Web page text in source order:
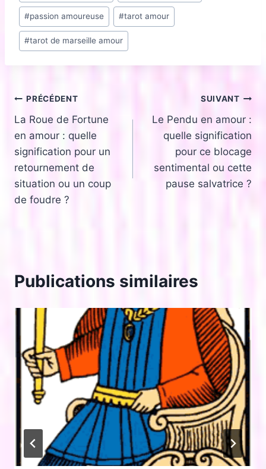
la
publication :
#passion amoureuse #tarot amour
#tarot de marseille amour
Navigation
de
l’article
PRÉCÉDENT
La Roue de Fortune
en amour : quelle
signification pour un
retournement de
situation ou un coup
de foudre ?
SUIVANT
Le Pendu en amour :
quelle signification
pour ce blocage
sentimental ou cette
pause salvatrice ?
Publications similaires